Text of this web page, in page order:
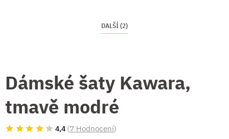
DALŠÍ (2)
Dámské šaty Kawara,
tmavě modré
4,4 (7 Hodnocení)